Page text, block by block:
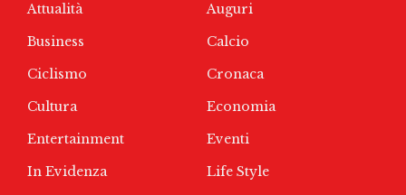
Attualità
Auguri
Business
Calcio
Ciclismo
Cronaca
Cultura
Economia
Entertainment
Eventi
In Evidenza
Life Style